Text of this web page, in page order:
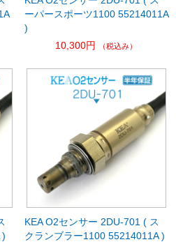
ーパースポーツ1100 55214011A
)
10,300円
（税込み）
)
KEA O2センサー 2DU-701 ( ス
クランブラー1100 55214011A )